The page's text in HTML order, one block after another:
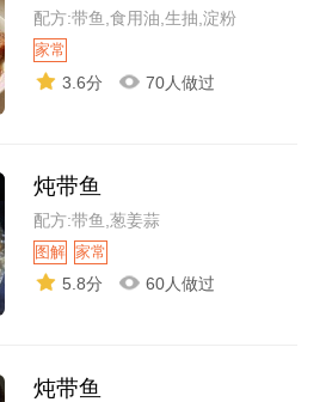
配方:带鱼,食用油,生抽,淀粉
家常
3.6分 70人做过
炖带鱼
配方:带鱼,葱姜蒜
图解 家常
5.8分 60人做过
炖带鱼